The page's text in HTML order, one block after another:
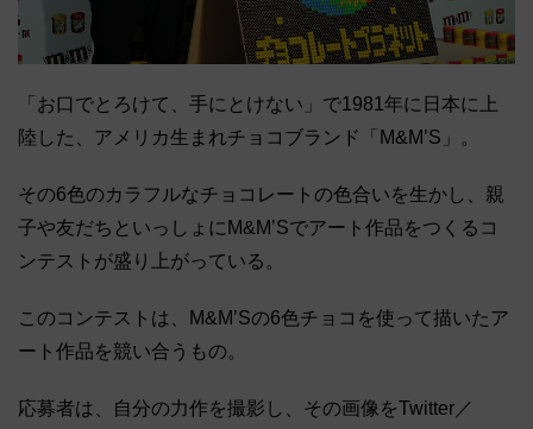
「お口でとろけて、手にとけない」で1981年に日本に上
陸した、アメリカ生まれチョコブランド「M&M’S」。
その6色のカラフルなチョコレートの色合いを生かし、親
子や友だちといっしょにM&M’Sでアート作品をつくるコ
ンテストが盛り上がっている。
このコンテストは、M&M’Sの6色チョコを使って描いたア
ート作品を競い合うもの。
応募者は、自分の力作を撮影し、その画像をTwitter／